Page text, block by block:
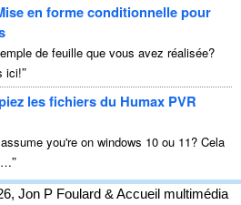
en forme conditionnelle pour
de feuille que vous avez réalisée?
ici!”
les fichiers du Humax PVR
you're on windows 10 ou 11? Cela
”
Jon P Foulard & Accueil multimédia